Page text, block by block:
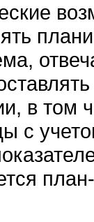
в том
с